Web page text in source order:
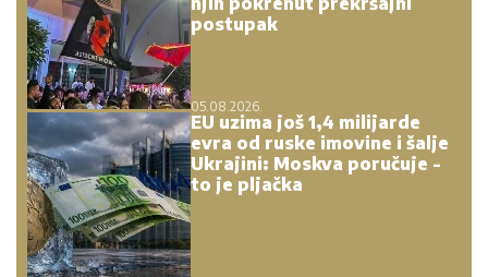
postupak
05.08.2026.
EU uzima još 1,4 milijarde
evra od ruske imovine i šalje
Ukrajini: Moskva poručuje -
to je pljačka